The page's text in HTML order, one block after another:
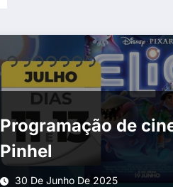
Programação de
Pinhel
30 De Junho De 2025